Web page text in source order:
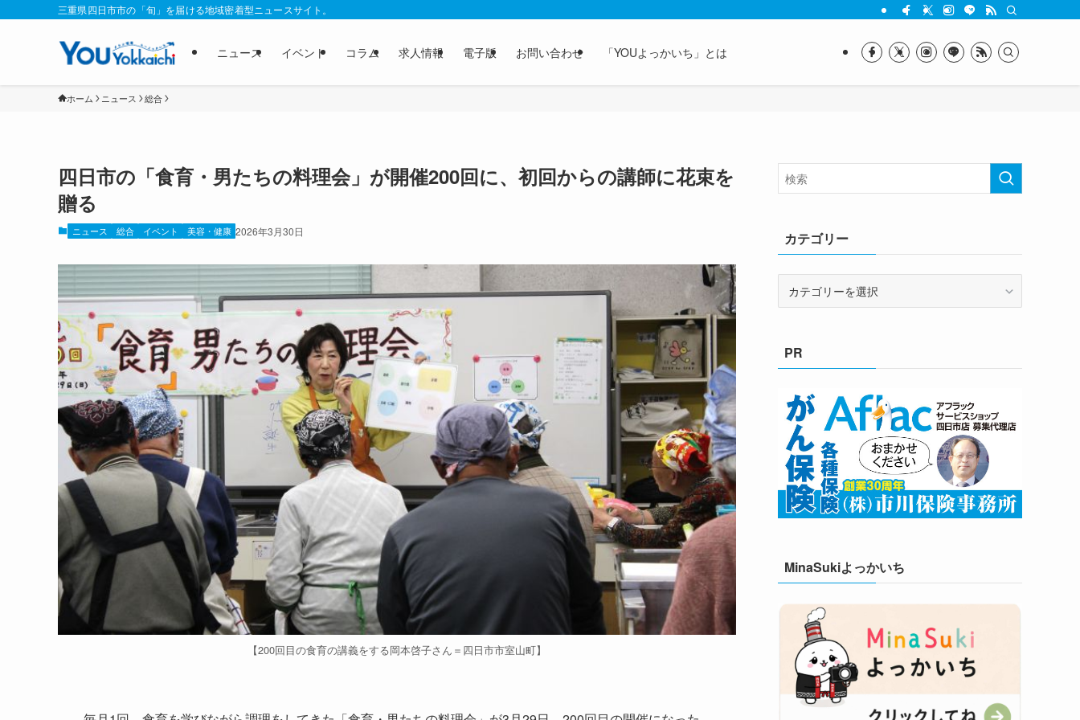
三重県四日市市の「旬」を届ける地域密着型ニュースサイト。
ニュース イベント コラム 求人情報 電子版 お問い合わせ 「YOUよっかいち」とは
ホーム ニュース 総合
四日市の「食育・男たちの料理会」が開催200回に、初回からの講師に花束を
贈る
ニュース 総合 イベント 美容・健康 2026年3月30日
【200回目の食育の講義をする岡本啓子さん＝四日市市室山町】
カテゴリー
ーPR
MinaSukiよっかいち